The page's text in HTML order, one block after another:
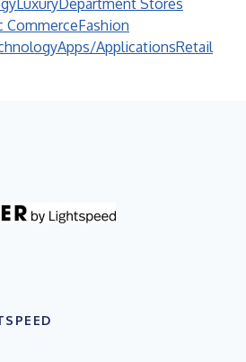
LuxuryDepartment Stores
CommerceFashion
Apps/ApplicationsRetail